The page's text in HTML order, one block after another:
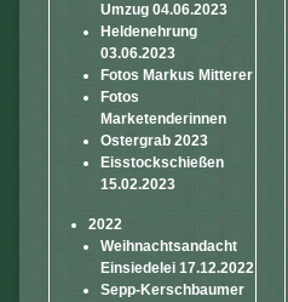
Umzug 04.06.2023
Heldenehrung
03.06.2023
Fotos Markus Mitterer
Fotos
Marketenderinnen
Ostergrab 2023
Eisstockschießen
15.02.2023
2022
Weihnachtsandacht
Einsiedelei 17.12.2022
Sepp-Kerschbaumer